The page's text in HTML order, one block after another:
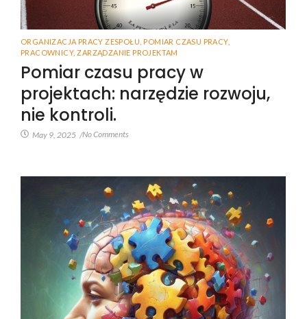
ORGANIZACJA PRACY ZESPOŁU POMIAR CZASU PRACY,
PRACOWNICY, ZARZĄDZANIE PROJEKTAM
Pomiar czasu pracy w
projektach: narzędzie rozwoju,
nie kontroli.
May 9, 2025 /No Comments